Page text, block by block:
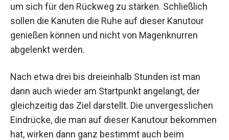
um sich für den Rückweg zu stärken. Schließlich
sollen die Kanuten die Ruhe auf dieser Kanutour
genießen können und nicht von Magenknurren
abgelenkt werden.
Nach etwa drei bis dreieinhalb Stunden ist man
dann auch wieder am Startpunkt angelangt, der
gleichzeitig das Ziel darstellt. Die unvergesslichen
Eindrücke, die man auf dieser Kanutour bekommen
hat, wirken dann ganz bestimmt auch beim